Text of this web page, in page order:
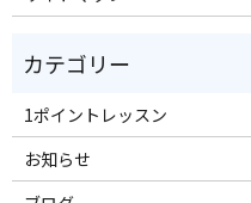
1ポイントレッスン
お知らせ